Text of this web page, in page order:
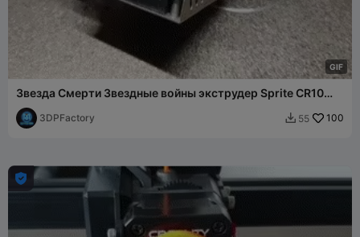
GIF
Звезда Смерти Звездные войны экструдер Sprite CR10
Smart Pro Ender S1 Prusa
3DPFactory  55 100
